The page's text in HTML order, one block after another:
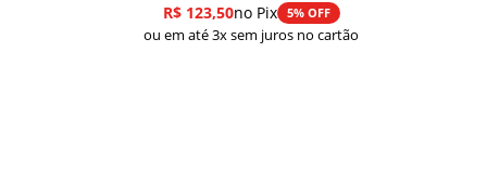
R$123,50no Pix 5% OFF
ou em até 3x sem juros no cartão